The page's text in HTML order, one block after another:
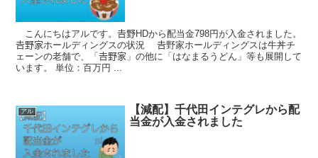
こんにちはアルです。𠮷野HDから配当金798円が入金されました。
𠮷野家ホールディングスの状況 𠮷野家ホールディングスは牛丼チ
ェーンの老舗で、「𠮷野家」の他に「はなまるうどん」等も展開して
います。 単位：百万円 ...
アル
【減配】千代田インテグレから配
当金が入金されました